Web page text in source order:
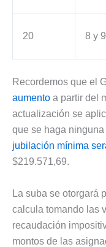
20 8 y 9
Recordemos que el
aumento a partir del
actualización se
que se haga
jubilación mínima
$219.571,69.
La suba se otorgará
calcula tomando las
recaudación
montos de las